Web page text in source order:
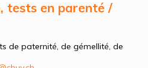
tests en parenté /
de paternité, de gémellité, de